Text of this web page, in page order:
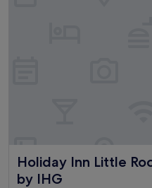
Holiday Inn Little
by IHG
Holiday Inn Little Rock-